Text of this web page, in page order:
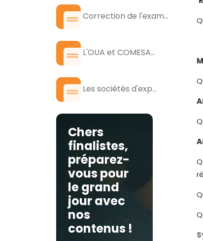
Correction de l'exam...
L'OUA et COMESA...
Les sociétés d'exp...
Chers
finalistes,
préparez-
vous pour
le grand
jour avec
nos
contenus !